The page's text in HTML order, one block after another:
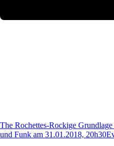
The Rochettes-Rockige
und Funk am 31.01.2018, 20h30